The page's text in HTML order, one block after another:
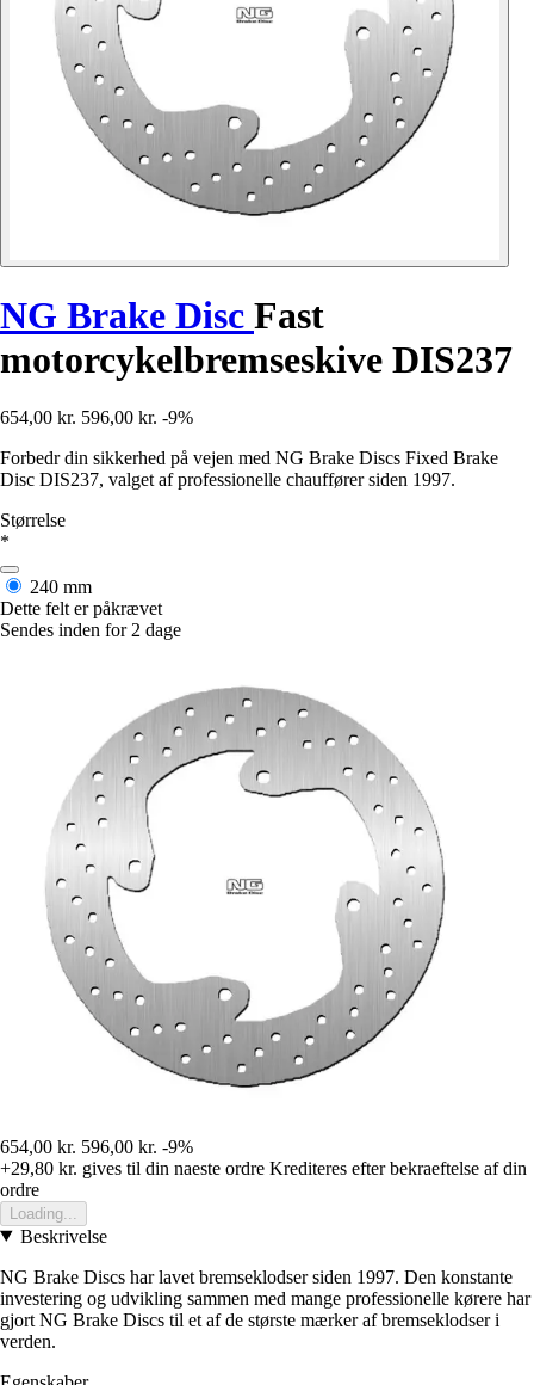
NG Brake Disc Fast
motorcykelbremseskive DIS237
654,00 kr. 596,00 kr. -9%
Forbedr din sikkerhed på vejen med NG Brake Discs Fixed Brake
Disc DIS237, valget af professionelle chauffører siden 1997.
Størrelse
*
240 mm
Dette felt er påkrævet
Sendes inden for 2 dage
654,00 kr. 596,00 kr. -9%
+29,80 kr. gives til din naeste ordre Krediteres efter bekraeftelse af din
ordre
Loading...
Beskrivelse
NG Brake Discs har lavet bremseklodser siden 1997. Den konstante
investering og udvikling sammen med mange professionelle kørere har
gjort NG Brake Discs til et af de største mærker af bremseklodser i
verden.